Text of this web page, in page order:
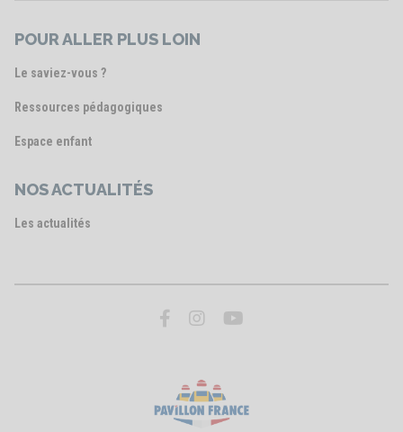
POUR ALLER PLUS LOIN
Le saviez-vous ?
Ressources pédagogiques
Espace enfant
NOS ACTUALITÉS
Les actualités